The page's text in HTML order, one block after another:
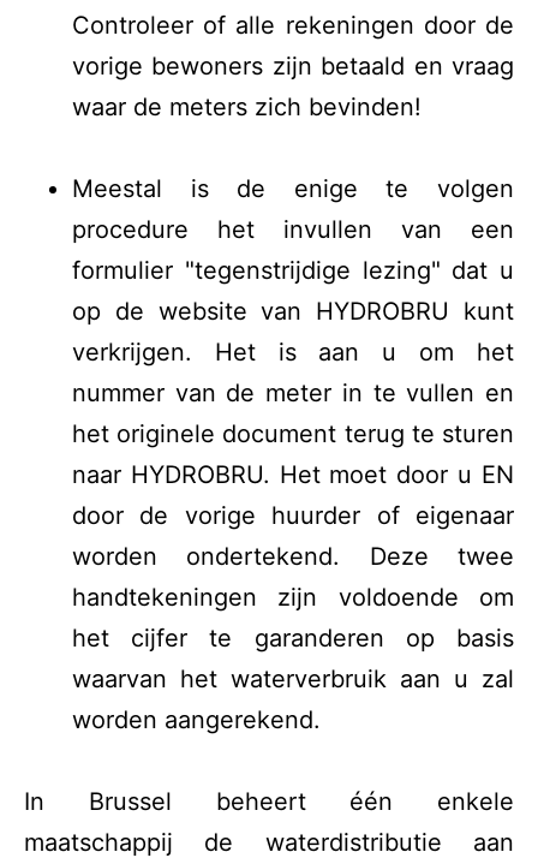
Controleer of alle rekeningen door de
vorige bewoners zijn betaald en vraag
waar de meters zich bevinden!
Meestal is de enige te volgen
procedure het invullen van een
formulier "tegenstrijdige lezing" dat u
op de website van HYDROBRU kunt
verkrijgen. Het is aan u om het
nummer van de meter in te vullen en
het originele document terug te sturen
naar HYDROBRU. Het moet door u EN
door de vorige huurder of eigenaar
worden ondertekend. Deze twee
handtekeningen zijn voldoende om
het cijfer te garanderen op basis
waarvan het waterverbruik aan u zal
worden aangerekend.
In Brussel beheert één enkele
maatschappij de waterdistributie aan